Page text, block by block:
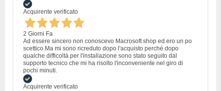
Acquirente verificato
2 Giorni Fa
Ad essere sincero non conoscevo Macrosoft shop ed ero un po
scettico.Ma mi sono ricreduto dopo l'acquisto perché dopo
qualche difficoltà per l'installazione sono stato seguito dal
supporto tecnico che mi ha risolto l'inconveniente nel giro di
pochi minuti.
Acquirente verificato